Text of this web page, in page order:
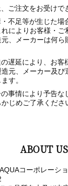
ご注文をお受けで
不足等が生じた場
によりお客様・ご
、メーカーは何ら
遅延により、お客
元、メーカー及
す。
事情により予告な
じめご了承くださ
ABOUT US
コーポレーシ